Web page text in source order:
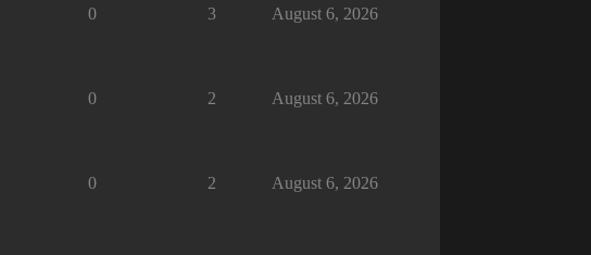
0 3 August 6, 2026
0 2 August 6, 2026
0 2 August 6, 2026